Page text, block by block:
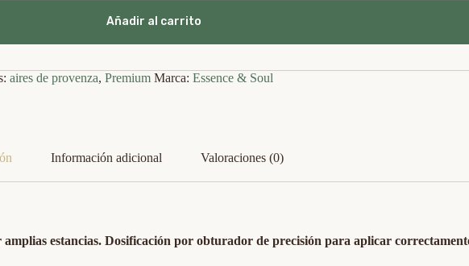
Añadir al carrito
aires de provenza, Premium Marca: Essence & Soul
Información adicional Valoraciones (0)
estancias. Dosificación por obturador de precisión para aplicar